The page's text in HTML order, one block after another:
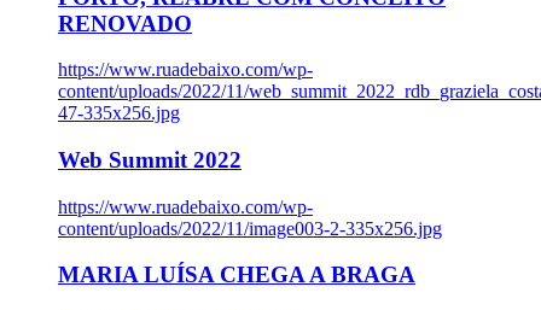
RENOVADO
https://www.ruadebaixo.com/wp-
content/uploads/2022/11/
47-335x256.jpg
Web Summit 2022
https://www.ruadebaixo.com/wp-
content/uploads/2022/11/image003-2-335x256.jpg
MARIA LUÍSA CHEGA A BRAGA